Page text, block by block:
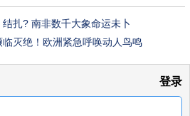
扎? 南非数千大象命运未卜
灭绝！欧洲紧急呼唤动人鸟鸣
登录